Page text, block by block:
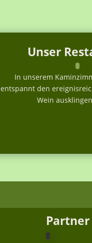
Unser
In unserem
entspannt den
Wein
Partner